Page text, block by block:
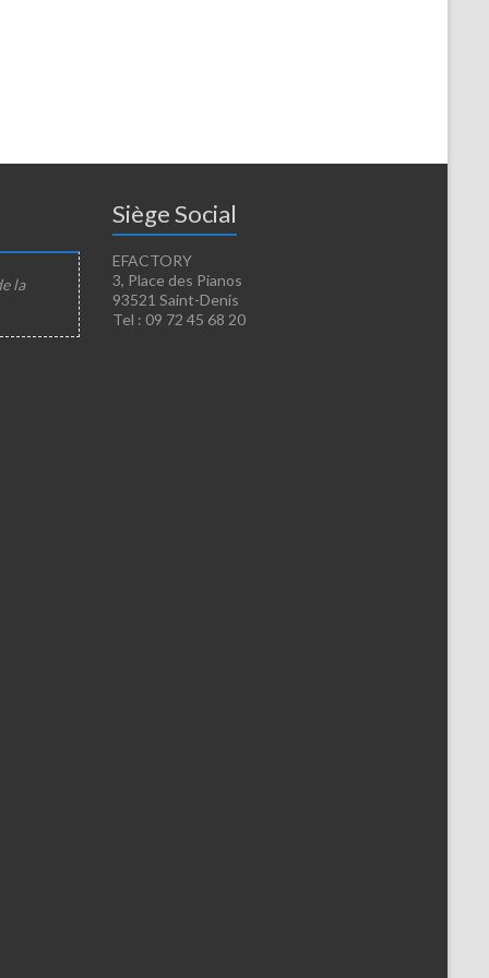
la
Siège Social
EFACTORY
3, Place des Pianos
93521 Saint-Denis
Tel : 09 72 45 68 20